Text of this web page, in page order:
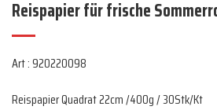
Reispapier für frische
Art : 920220098
Reispapier Quadrat 22cm /400g / 30Stk/Kt